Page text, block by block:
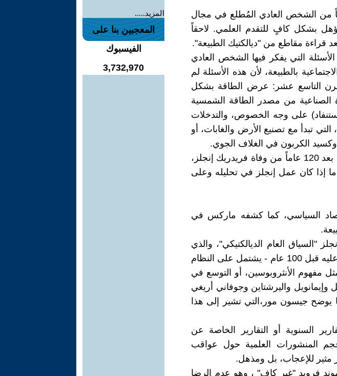
من الشخص العادي المُطلع في مجال
بشكل كافٍ للتقدم العلمي. لاحقاً
قراءة مقاطع من "ديالكتيك الطبيعة".
التي يفكر فيها الشخص العادي
بالطبيعة، لأن هذه الأسئلة لم
التاسع عشر: عرض الطاقة بشكل
الصناعية من مصدر الطاقة الشمسية
على وجه الخصوص، والتدخلات
التي تبدأ مع تصنيع الأرض والغابات، أو
أوكسيد الكربون في الغلاف الجوي.
إذا تعامل المرء مع "ديالكتيك الطبيعة" اليوم، بعد 120 عاماً من وفاة فريدريك إنجلز،
إذا كان عمل إنجلز في تحليله وعلى
السياسي، كما كشفه ماركس في
"السياق العام الديالكتيكي"، والذي
في النهاية - نحن نعرف هذا أفضل مما كان عليه قبل 100 عام - يشتمل على النظام
مفهوم الأنثروبوسين، أو التوسع في
وإيمانويل واليرشتاين وجوفاني أريغي
يوضح جيسون مور،التي تشير إلى هذا
السنوية أو التقارير الخاصة عن
وحجم المنشورات العلمية حول عواقب
مثير للإعجاب، بل ومذهل.
فرويد "غير كافٍ" ، وهو عدم الرضا
المزيد.....
المعجبين بنا على
الفيسبوك
3,732,970